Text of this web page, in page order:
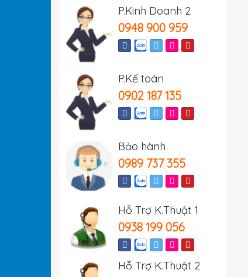
P.Kinh Doanh 2
0948 900 959
P.Kế toán
0902 187 135
Bảo hành
0989 737 355
Hỗ Trợ K.Thuật 1
0938 199 056
Hỗ Trợ K.Thuật 2